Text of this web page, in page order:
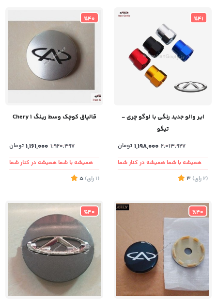
%41
ایر والو جدید رنگی با لوگو چری -
تیگو
2,013,927
1,198,000 تومان
همیشه با شما همیشه در کنار شما
(2 رای)
3
%40
قالپاق کوچک وسط رینگ Chery 1
1,920,497
1,161,000 تومان
همیشه با شما همیشه در کنار شما
(1 رای)
5
%40
%40